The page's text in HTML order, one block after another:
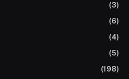
(3)
(6)
(4)
(5)
(198)